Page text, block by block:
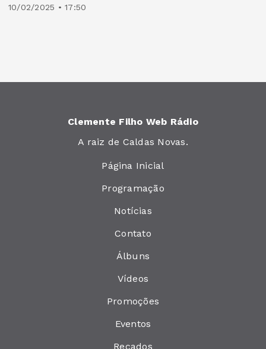
10/02/2025 • 17:50
Clemente Filho Web Rádio
A raiz de Caldas Novas.
Página Inicial
Programação
Notícias
Contato
Álbuns
Vídeos
Promoções
Eventos
Recados